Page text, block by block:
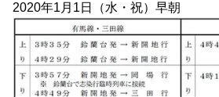
2020年1月1日（水・祝）早朝